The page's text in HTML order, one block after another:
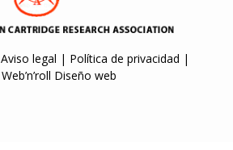
Aviso legal | Política de privacidad |
Web’n’roll Diseño web